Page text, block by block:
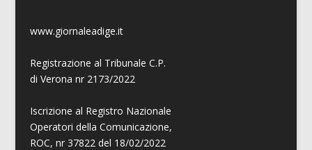
www.giornaleadige.it
Registrazione al Tribunale C.P.
di Verona nr 2173/2022
Iscrizione al Registro Nazionale
Operatori della Comunicazione,
ROC, nr 37822 del 18/02/2022